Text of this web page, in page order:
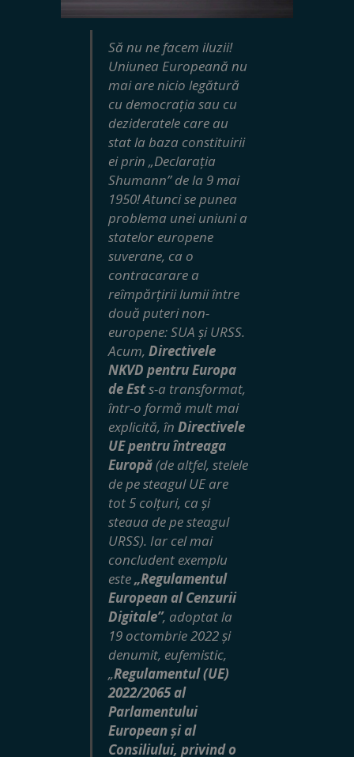
Să nu ne facem iluzii!
Uniunea Europeană nu
mai are nicio legătură
cu democrația sau cu
dezideratele care au
stat la baza constituirii
ei prin „Declarația
Shumann” de la 9 mai
1950! Atunci se punea
problema unei uniuni a
statelor europene
suverane, ca o
contracarare a
reîmpărțirii lumii între
două puteri non-
europene: SUA și URSS.
Acum, Directivele
NKVD pentru Europa
de Ests-a transformat,
într-o formă mult mai
explicită, în Directivele
UE pentru întreaga
Europă(de altfel, stelele
de pe steagul UE are
tot 5 colțuri, ca și
steaua de pe steagul
URSS). Iar cel mai
concludent exemplu
este„Regulamentul
European al Cenzurii
Digitale”, adoptat la
19 octombrie 2022 și
denumit, eufemistic,
„Regulamentul (UE)
2022/2065 al
Parlamentului
European și al
Consiliului, privind o